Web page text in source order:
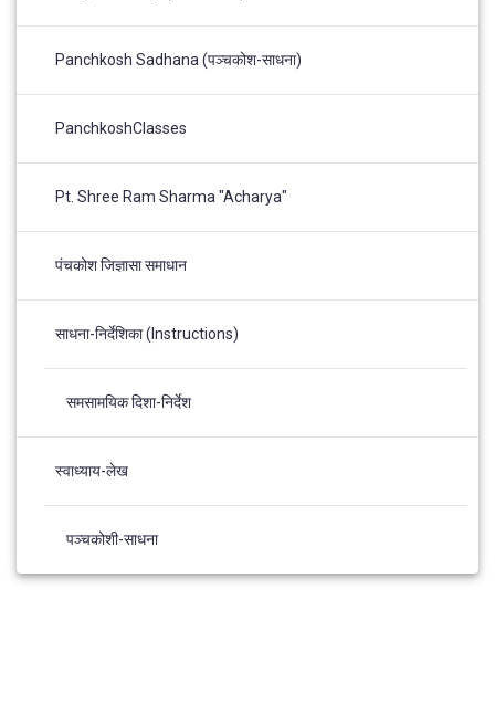
Panchkosh Sadhana (पञ्चकोश-साधना)
PanchkoshClasses
Pt. Shree Ram Sharma "Acharya"
पंचकोश जिज्ञासा समाधान
साधना-निर्देशिका (Instructions)
समसामयिक दिशा-निर्देश
स्वाध्याय-लेख
पञ्चकोशी-साधना